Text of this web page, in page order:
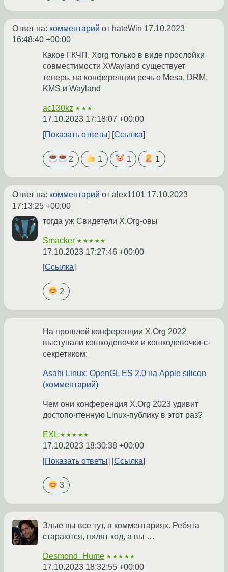
Ответ на: комментарий от hateWin 17.10.2023
16:48:40 +00:00
Какое ГКЧП, Xorg только в виде прослойки
совместимости XWayland существует
теперь, на конференции речь о Mesa, DRM,
KMS и Wayland
ac130kz ★★★
17.10.2023 17:18:07 +00:00
Показать ответы
Ссылка
2 1 1 1
Ответ на: комментарий от alex1101 17.10.2023
17:13:25 +00:00
тогда уж Свидетели X.Org-овы
Smacker ★★★★★
17.10.2023 17:27:46 +00:00
Ссылка
2
На прошлой конференции X.Org 2022
выступали кошкодевочки и кошкодевочки-с-
секретиком:
Asahi Linux: OpenGL ES 2.0 на Apple silicon
(комментарий)
Чем они конференция X.Org 2023 удивит
достопочтенную Linux-публику в этот раз?
EXL ★★★★★
17.10.2023 18:30:38 +00:00
Показать ответы
Ссылка
3
Злые вы все тут, в комментариях. Ребята
стараются, пилят код, а вы …
Desmond_Hume ★★★★★
17.10.2023 18:32:55 +00:00